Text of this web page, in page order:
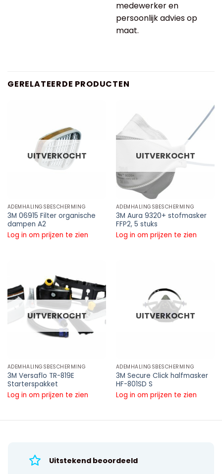
medewerker en
persoonlijk advies op
maat.
GERELATEERDE PRODUCTEN
UITVERKOCHT
ADEMHALINGSBESCHERMING
3M 06915 Filter organische
dampen A2
Log in om prijzen te zien
UITVERKOCHT
ADEMHALINGSBESCHERMING
3M Aura 9320+ stofmasker
FFP2, 5 stuks
Log in om prijzen te zien
UITVERKOCHT
ADEMHALINGSBESCHERMING
3M Versaflo TR-819E
Starterspakket
Log in om prijzen te zien
UITVERKOCHT
ADEMHALINGSBESCHERMING
3M Secure Click halfmasker
HF-801SD S
Log in om prijzen te zien
Uitstekend beoordeeld